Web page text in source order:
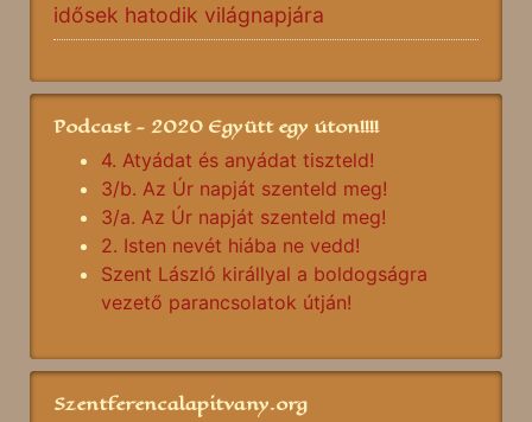
idősek hatodik világnapjára
Podcast - 2020 Együtt egy úton!!!!
4. Atyádat és anyádat tiszteld!
3/b. Az Úr napját szenteld meg!
3/a. Az Úr napját szenteld meg!
2. Isten nevét hiába ne vedd!
Szent László királlyal a boldogságra
vezető parancsolatok útján!
Szentferencalapitvany.org